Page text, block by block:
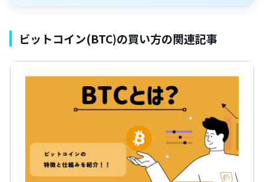
ビットコイン(BTC)の買い方の関連記事